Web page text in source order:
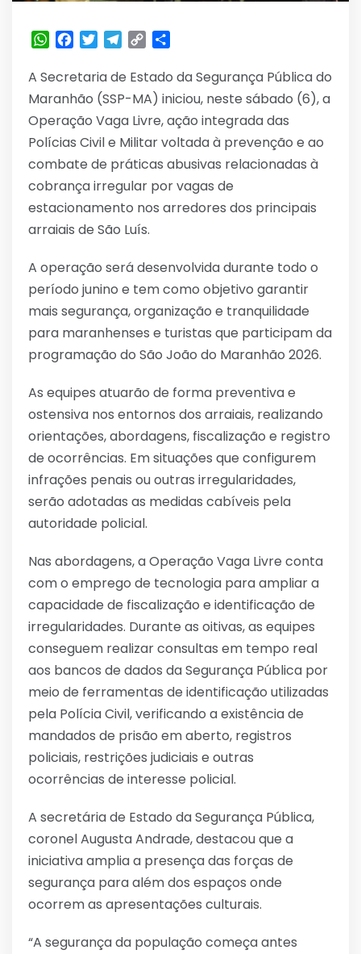
WhatsApp
Facebook
TwitterTelegram
Copy
A Secretaria de Estado da Segurança Pública do
Maranhão (SSP-MA) iniciou, neste sábado (6), a
Operação Vaga Livre, ação integrada das
Polícias Civil e Militar voltada à prevenção e ao
combate de práticas abusivas relacionadas à
cobrança irregular por vagas de
estacionamento nos arredores dos principais
arraiais de São Luís.
A operação será desenvolvida durante todo o
período junino e tem como objetivo garantir
mais segurança, organização e tranquilidade
para maranhenses e turistas que participam da
programação do São João do Maranhão 2026.
As equipes atuarão de forma preventiva e
ostensiva nos entornos dos arraiais, realizando
orientações, abordagens, fiscalização e registro
de ocorrências. Em situações que configurem
infrações penais ou outras irregularidades,
serão adotadas as medidas cabíveis pela
autoridade policial.
Nas abordagens, a Operação Vaga Livre conta
com o emprego de tecnologia para ampliar a
capacidade de fiscalização e identificação de
irregularidades. Durante as oitivas, as equipes
conseguem realizar consultas em tempo real
aos bancos de dados da Segurança Pública por
meio de ferramentas de identificação utilizadas
pela Polícia Civil, verificando a existência de
mandados de prisão em aberto, registros
policiais, restrições judiciais e outras
ocorrências de interesse policial.
A secretária de Estado da Segurança Pública,
coronel Augusta Andrade, destacou que a
iniciativa amplia a presença das forças de
segurança para além dos espaços onde
ocorrem as apresentações culturais.
“A segurança da população começa antes